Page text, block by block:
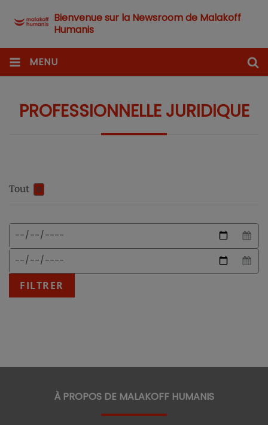
Bienvenue sur la Newsroom de Malakoff
Humanis
MENU
PROFESSIONNELLE JURIDIQUE
Tout 0
Date
début
Date
Format
date
attendu
:
JJ/MM/AAAA
FILTRER
À PROPOS DE MALAKOFF HUMANIS